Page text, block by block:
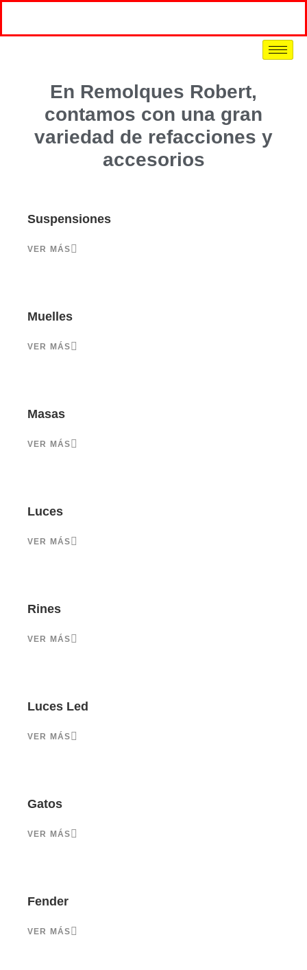
En Remolques Robert,
contamos con una gran
variedad de refacciones y
accesorios
Suspensiones
VER MÁS
Muelles
VER MÁS
Masas
VER MÁS
Luces
VER MÁS
Rines
VER MÁS
Luces Led
VER MÁS
Gatos
VER MÁS
Fender
VER MÁS